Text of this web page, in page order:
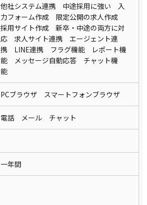
他社システム連携 中途採用に強い 入
力フォーム作成 限定公開の求人作成
採用サイト作成 新卒・中途の両方に対
応 求人サイト連携 エージェント連
携 LINE連携 フラグ機能 レポート機
能 メッセージ自動応答 チャット機
能
PCブラウザ スマートフォンブラウザ
電話 メール チャット
一年間